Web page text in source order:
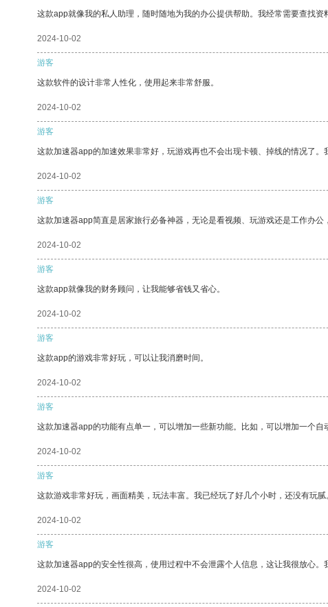
这款app就像我的私人助理，随时随地为我的办公提供帮助。我经常需要查找
2024-10-02
游客
这款软件的设计非常人性化，使用起来非常舒服。
2024-10-02
游客
这款加速器app的加速效果非常好，玩游戏再也不会出现卡顿、掉线的情况了
2024-10-02
游客
这款加速器app简直是居家旅行必备神器，无论是看视频、玩游戏还是工作办
2024-10-02
游客
这款app就像我的财务顾问，让我能够省钱又省心。
2024-10-02
游客
这款app的游戏非常好玩，可以让我消磨时间。
2024-10-02
游客
这款加速器app的功能有点单一，可以增加一些新功能。比如，可以增加一个
2024-10-02
游客
这款游戏非常好玩，画面精美，玩法丰富。我已经玩了好几个小时，还没有玩腻
2024-10-02
游客
这款加速器app的安全性很高，使用过程中不会泄露个人信息，这让我很放心
2024-10-02